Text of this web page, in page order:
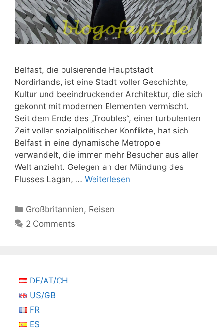
Belfast, die pulsierende Hauptstadt
Nordirlands, ist eine Stadt voller Geschichte,
Kultur und beeindruckender Architektur, die sich
gekonnt mit modernen Elementen vermischt.
Seit dem Ende des „Troubles“, einer turbulenten
Zeit voller sozialpolitischer Konflikte, hat sich
Belfast in eine dynamische Metropole
verwandelt, die immer mehr Besucher aus aller
Welt anzieht. Gelegen an der Mündung des
Flusses Lagan, … Weiterlesen
Kategorien
Großbritannien, Reisen
2 Comments
DE/AT/CH
US/GB
FR
ES